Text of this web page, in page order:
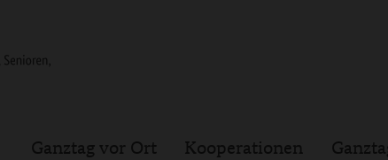
Ganztag vor Ort Kooperationen